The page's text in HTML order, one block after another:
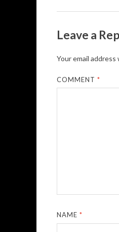
Leave a
Your email
COMMENT*
NAME*